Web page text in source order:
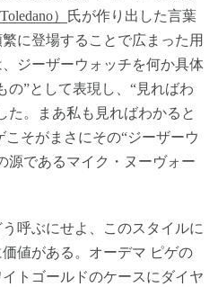
）
氏が作り出した言葉
に登場することで広まった用
ジーザーウォッチを何か具体
の”として表現し、“見ればわ
た。まあ私も見ればわかると
そがまさにその“ジーザーウ
源であるマイク・ヌーヴォー
呼ぶにせよ、このスタイルに
値がある。オーデマ ピゲの
トゴールドのケースにダイヤ